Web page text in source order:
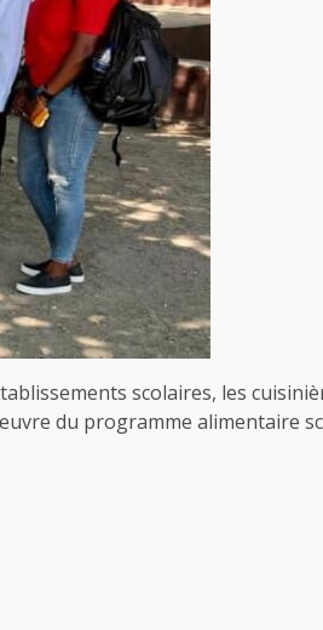
scolaires, les
du programme alimentaire